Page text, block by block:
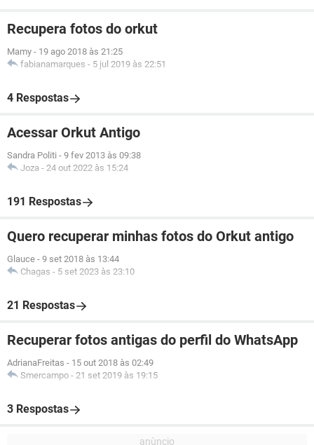
Recupera fotos do orkut
Mamy - 19 ago 2018 às 21:25
fabianamarques - 5 jul 2019 às 22:51
4 Respostas
Acessar Orkut Antigo
Sandra Politi - 9 fev 2013 às 09:38
Joza - 24 out 2022 às 15:24
191 Respostas
Quero recuperar minhas fotos do Orkut antigo
Glauce - 9 set 2018 às 13:44
Chagas - 5 set 2023 às 23:10
21 Respostas
Recuperar fotos antigas do perfil do WhatsApp
AdrianaFreitas - 15 out 2018 às 02:49
Smercampo - 21 set 2019 às 19:15
3 Respostas